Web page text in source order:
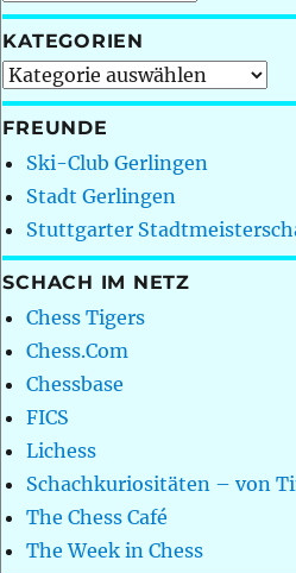
KATEGORIEN
Kategorien
FREUNDE
Ski-Club Gerlingen
Stadt Gerlingen
Stuttgarter
SCHACH IM NETZ
Chess Tigers
Chess.Com
Chessbase
FICS
Lichess
Schachkuriositäten – von
The Chess Café
The Week in Chess